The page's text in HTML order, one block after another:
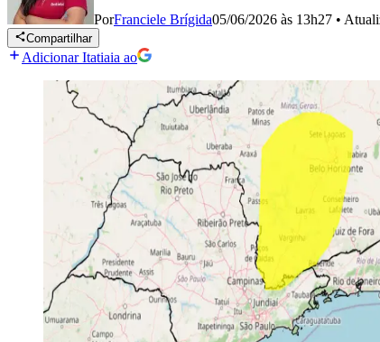
PorFranciele Brígida05/06/2026 às 13h27 •
Compartilhar
Adicionar Itatiaia ao